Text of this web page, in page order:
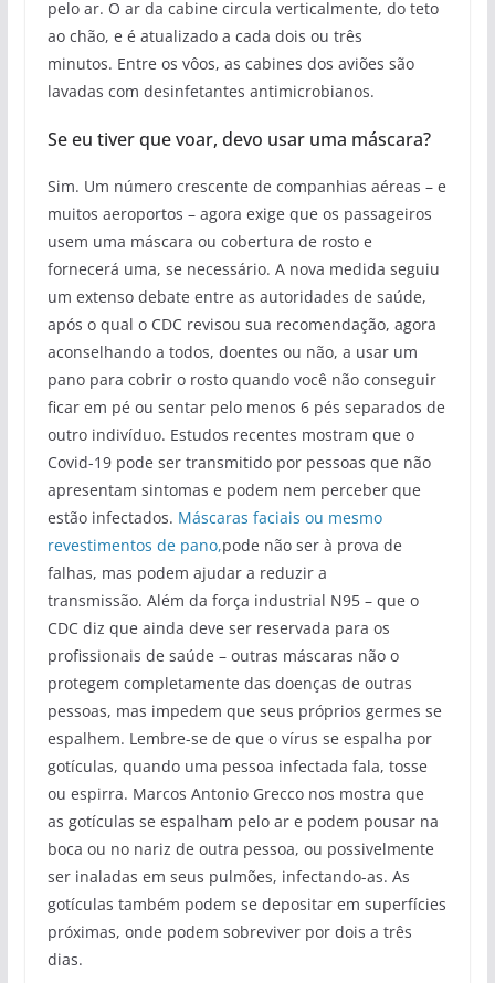
pelo ar. O ar da cabine circula verticalmente, do teto
ao chão, e é atualizado a cada dois ou três
minutos. Entre os vôos, as cabines dos aviões são
lavadas com desinfetantes antimicrobianos.
Se eu tiver que voar, devo usar uma máscara?
Sim. Um número crescente de companhias aéreas – e
muitos aeroportos – agora exige que os passageiros
usem uma máscara ou cobertura de rosto e
fornecerá uma, se necessário. A nova medida seguiu
um extenso debate entre as autoridades de saúde,
após o qual o CDC revisou sua recomendação, agora
aconselhando a todos, doentes ou não, a usar um
pano para cobrir o rosto quando você não conseguir
ficar em pé ou sentar pelo menos 6 pés separados de
outro indivíduo. Estudos recentes mostram que o
Covid-19 pode ser transmitido por pessoas que não
apresentam sintomas e podem nem perceber que
estão infectados. Máscaras faciais ou mesmo
revestimentos de pano,pode não ser à prova de
falhas, mas podem ajudar a reduzir a
transmissão. Além da força industrial N95 – que o
CDC diz que ainda deve ser reservada para os
profissionais de saúde – outras máscaras não o
protegem completamente das doenças de outras
pessoas, mas impedem que seus próprios germes se
espalhem. Lembre-se de que o vírus se espalha por
gotículas, quando uma pessoa infectada fala, tosse
ou espirra. Marcos Antonio Grecco nos mostra que
as gotículas se espalham pelo ar e podem pousar na
boca ou no nariz de outra pessoa, ou possivelmente
ser inaladas em seus pulmões, infectando-as. As
gotículas também podem se depositar em superfícies
próximas, onde podem sobreviver por dois a três
dias.